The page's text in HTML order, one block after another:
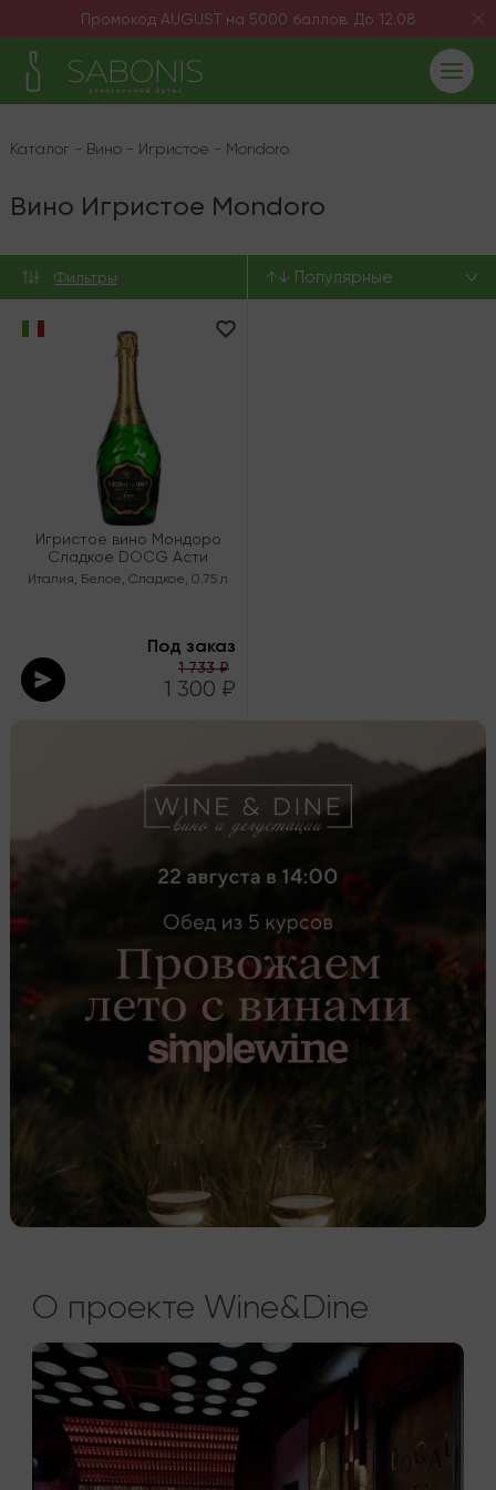
Промокод AUGUST на 5000 баллов. До 12.08
Каталог - Вино- Игристое - Mondoro
Вино Игристое Mondoro
Фильтры ↑↓ Популярные
Игристое вино Мондоро
Сладкое DOCG Асти
Италия, Белое,Сладкое,0.75 л
Под заказ
1 733 ₽
1 300 ₽
О проекте Wine&Dine